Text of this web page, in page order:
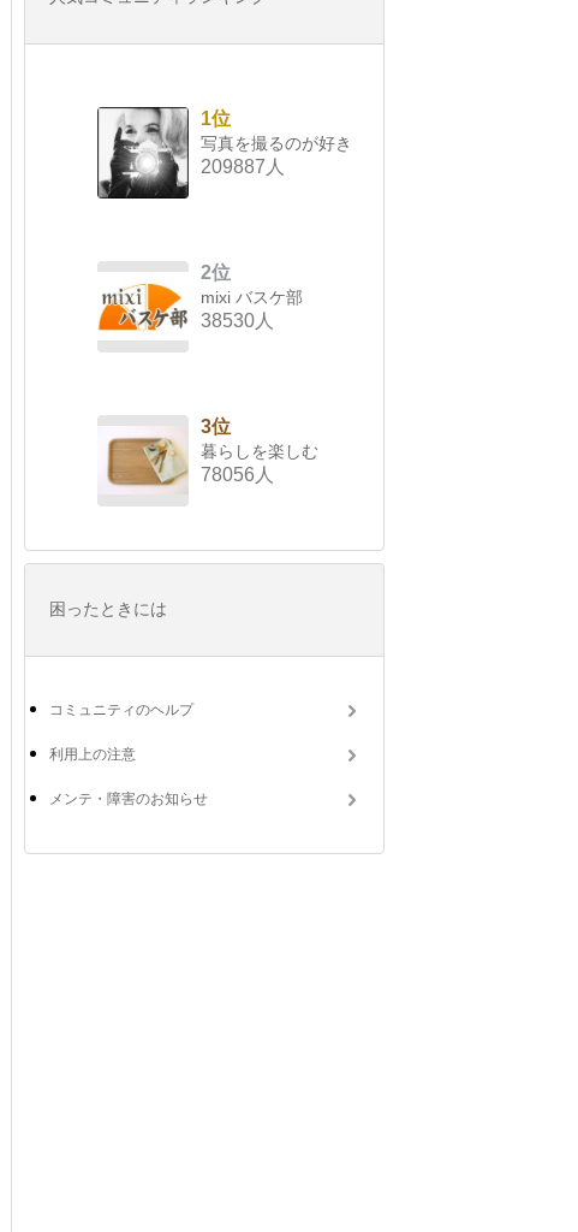
1位
写真を撮るのが好き
209887人
2位
mixi バスケ部
38530人
3位
暮らしを楽しむ
78056人
困ったときには
コミュニティのヘルプ
利用上の注意
メンテ・障害のお知らせ